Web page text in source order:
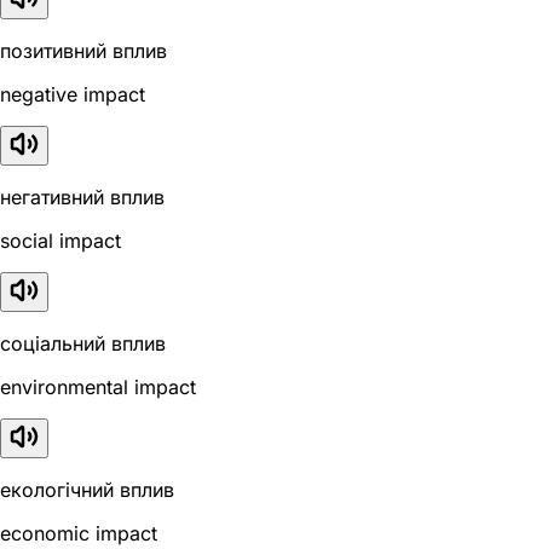
позитивний вплив
negative impact
негативний вплив
social impact
соціальний вплив
environmental impact
екологічний вплив
economic impact